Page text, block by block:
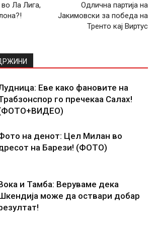
Ла Лига,
Одлична партија на
Јакимовски за победа на
Тренто кај Виртус
Еве како фановите на
го пречекаа Салах!
на денот: Цел Милан во
на Барези! (ФОТО)
и Тамба: Веруваме дека
може да оствари добар